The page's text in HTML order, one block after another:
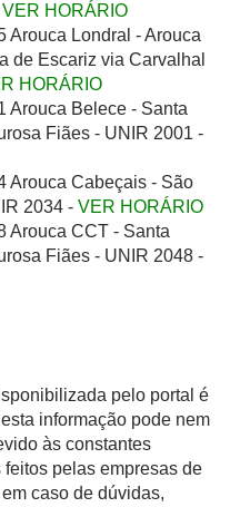
VER HORÁRIO
Arouca Londral - Arouca
de Escariz via Carvalhal
HORÁRIO
Arouca Belece - Santa
Fiães - UNIR 2001 -
Arouca Cabeçais - São
2034 - VER HORÁRIO
Arouca CCT - Santa
Fiães - UNIR 2048 -
pelo portal é
informação pode nem
às constantes
pelas empresas de
caso de dúvidas,